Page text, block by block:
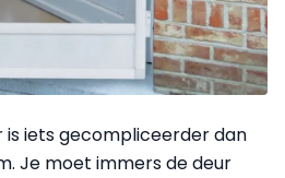
is iets gecompliceerder dan
Je moet immers de deur